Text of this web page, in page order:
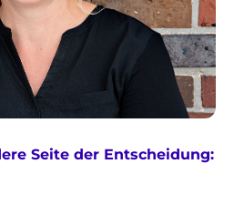
Seite der Entscheidung: